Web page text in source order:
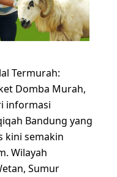
Termurah:
Domba Murah,
informasi
Bandung yang
kini semakin
Wilayah
Sumur